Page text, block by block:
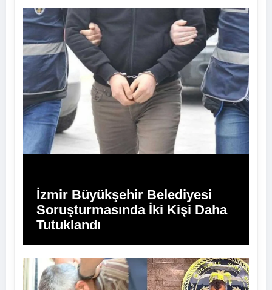
İzmir Büyükşehir Belediyesi
Soruşturmasında İki Kişi Daha
Tutuklandı